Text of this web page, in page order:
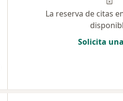
La reserva de citas
Solicita